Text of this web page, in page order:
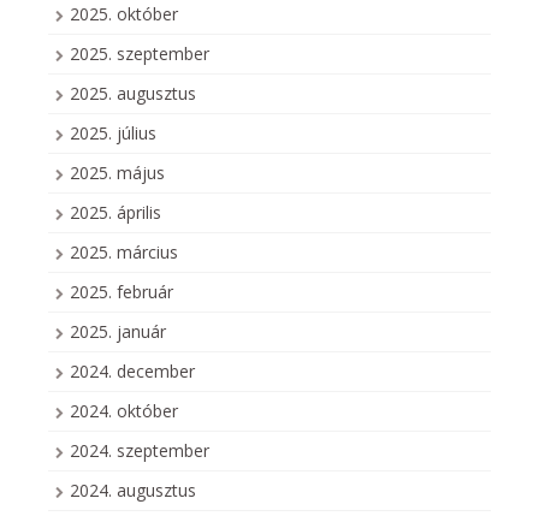
2025. október
2025. szeptember
2025. augusztus
2025. július
2025. május
2025. április
2025. március
2025. február
2025. január
2024. december
2024. október
2024. szeptember
2024. augusztus